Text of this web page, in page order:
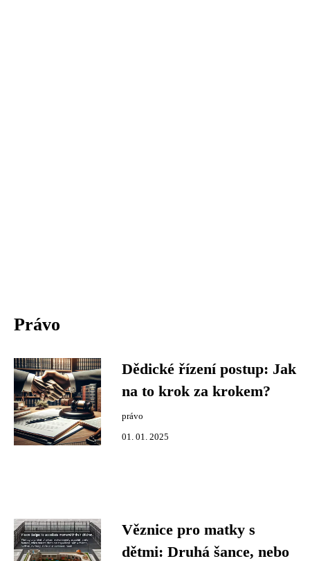
Právo
Dědické řízení postup: Jak
na to krok za krokem?
právo
01. 01. 2025
Věznice pro matky s
dětmi: Druhá šance, nebo